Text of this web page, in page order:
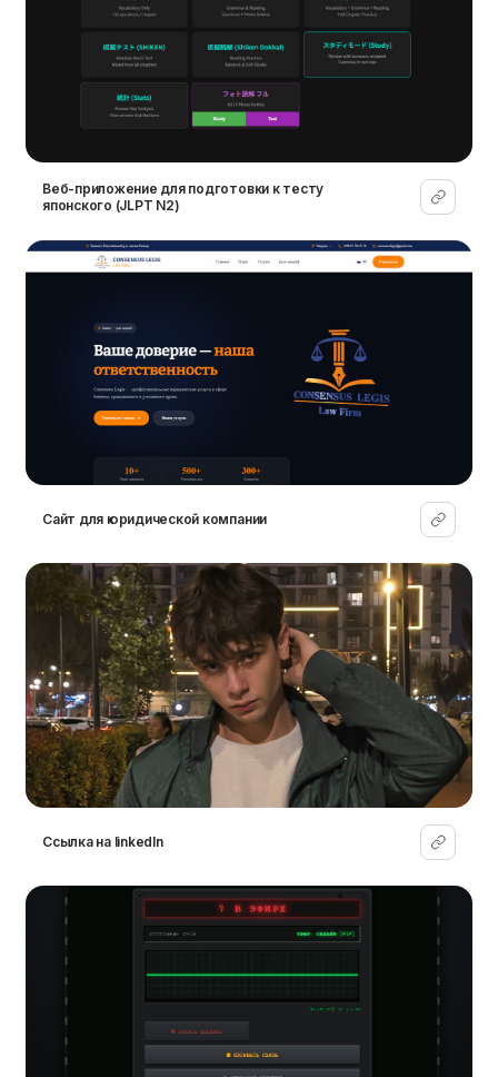
Веб-приложение для подготовки к тесту
японского (JLPT N2)
Сайт для юридической компании
Cсылка на linkedIn